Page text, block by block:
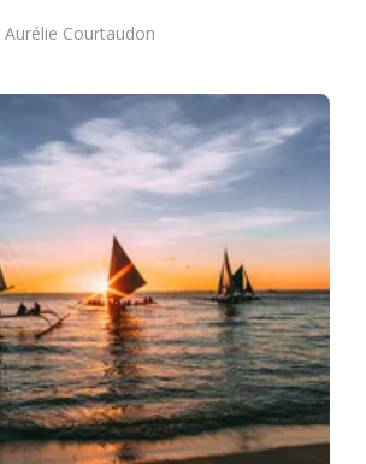
Aurélie Courtaudon